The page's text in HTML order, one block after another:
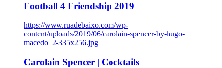
Football 4 Friendship 2019
https://www.ruadebaixo.com/wp-
content/uploads/2019/06/carolain-spencer-by-hugo-
macedo_2-335x256.jpg
Carolain Spencer | Cocktails